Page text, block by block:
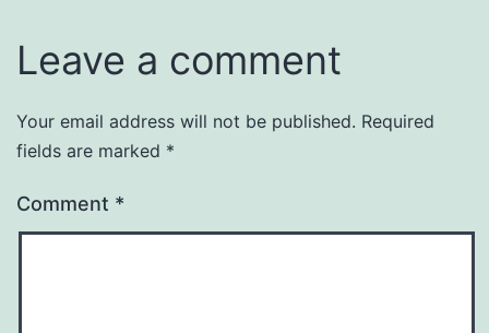
Leave a comment
Your email address will not be published. Required
fields are marked *
Comment *